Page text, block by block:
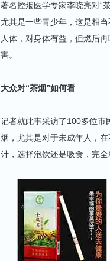
著名控烟医学专家李晓亮对“
尤其是一些青少年，这是相
人体，对身体有益，但燃后
害。
大众对“茶烟”如何看
记者就此事采访了100多位市
烟，尤其是对于未成年人，
计，选择泡饮还是吸食，完